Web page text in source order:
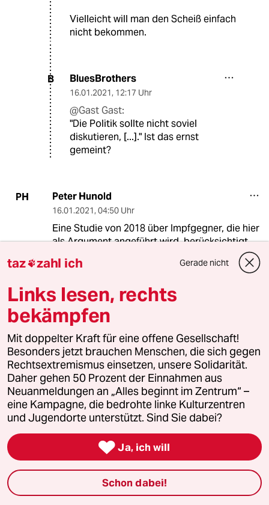
Vielleicht will man den Scheiß einfach
nicht bekommen.
B BluesBrothers
16.01.2021, 12:17 Uhr
@Gast Gast:
"Die Politik sollte nicht soviel
diskutieren, [...]." Ist das ernst
gemeint?
PH Peter Hunold
16.01.2021, 04:50 Uhr
Eine Studie von 2018 über Impfgegner, die hier
als Argument angeführt wird, berücksichtigt
Epidemie und der (m.E. unbegründeten) Angst
geworden sind.
Und das werden sehr viele sein.
NS nzuli sana
16.01.2021,01:12 Uhr
Frau Bruhn, Ihre Einschätzungen lesen sich wie
Trotz.
Die Beurteilungen anderer müssen herhalten
für die Auffassung, es werde übertrieben mit
der Kritik an Impfgegnern.
Sie ergreifen ja auch Partei für die
taz zahl ich Gerade nicht
Links lesen, rechts
bekämpfen
Mit doppelter Kraft für eine offene Gesellschaft!
Besonders jetzt brauchen Menschen, die sich gegen
Rechtsextremismus einsetzen, unsere Solidarität.
Daher gehen 50 Prozent der Einnahmen aus
Neuanmeldungen an „Alles beginnt im Zentrum“ –
eine Kampagne, die bedrohte linke Kulturzentren
und Jugendorte unterstützt. Sind Sie dabei?
 Ja, ich will
Schon dabei!